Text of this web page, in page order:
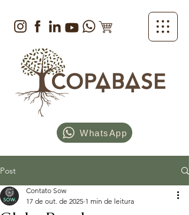
WhatsApp
Post
Contato Sow
17 de out. de 2025 1 min de leitura